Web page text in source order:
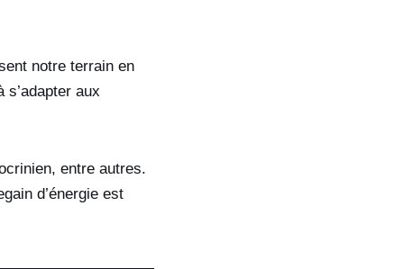
notre terrain en
aux
entre autres.
d’énergie est